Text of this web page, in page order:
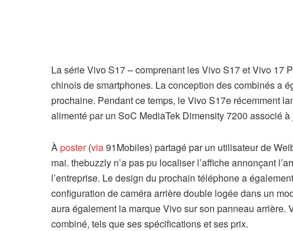
La série Vivo S17 – comprenant les Vivo S17 et Vivo 17
chinois de smartphones. La conception des combinés a
prochaine. Pendant ce temps, le Vivo S17e récemment
alimenté par un SoC MediaTek Dimensity 7200 associé à
Àposter(via91Mobiles) partagé par un utilisateur de
mai. thebuzzly n’a pas pu localiser l’affiche annonçant
l’entreprise. Le design du prochain téléphone a
configuration de caméra arrière double logée dans un
aura également la marque Vivo sur son panneau arrière.
combiné, tels que ses spécifications et ses prix.